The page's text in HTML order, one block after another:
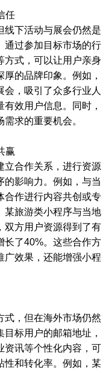
任
线下活动与展会仍然是
通过参加目标市场的行
方式，可以让用户亲身
的品牌印象。例如，
，吸引了众多行业人
效用户信息。同时，
求的重要机会。
赢
立合作关系，进行资源
的影响力。例如，与当
合作进行内容共创或专
某旅游类小程序与当地
双方用户资源得到了有
长了40%。这些合作方
广效果，还能增强小程
式，但在海外市场仍然
标用户的邮箱地址，
资讯等个性化内容，可
性和转化率。例如，某